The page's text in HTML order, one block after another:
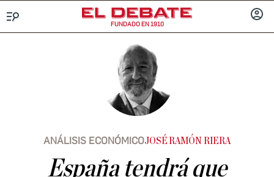
FUNDADO EN 1910
ANÁLISIS ECONÓMICOJOSÉ RAMÓN RIERA
España tendrá que